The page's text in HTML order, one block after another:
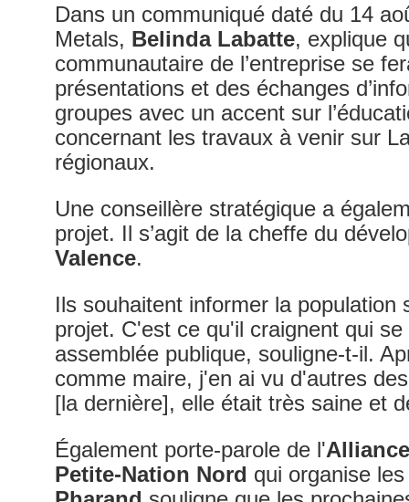
Dans un communiqué daté du 14
Metals, Belinda Labatte, explique
communautaire de l’entreprise se
présentations et des échanges
groupes avec un accent sur
concernant les travaux à venir sur
régionaux.
Une conseillère stratégique a
projet. Il s’agit de la cheffe du
Valence.
Ils souhaitent informer la population
projet. C'est ce qu'il craignent qui
assemblée publique, souligne-t-il.
comme maire, j'en ai vu d'autres
[la dernière], elle était très saine et
Également porte-parole de l'
Petite-Nation Nord qui organise